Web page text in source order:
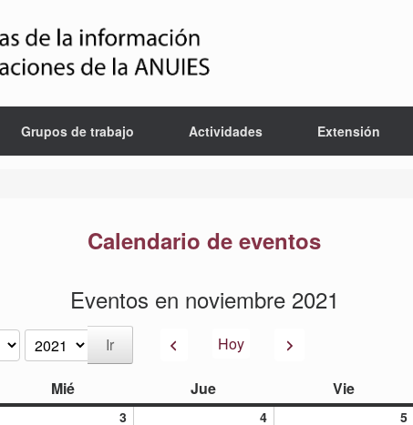
Grupos de trabajo Actividades Extensión
Calendario de eventos
Eventos en noviembre 2021
AnteriorHoy Siguiente
Miémiércoles Juejueves Vieviernes
33
44
55